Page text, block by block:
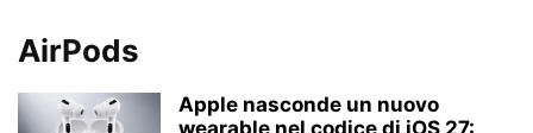
AirPods
Apple nasconde un nuovo
wearable nel codice di iOS 27: